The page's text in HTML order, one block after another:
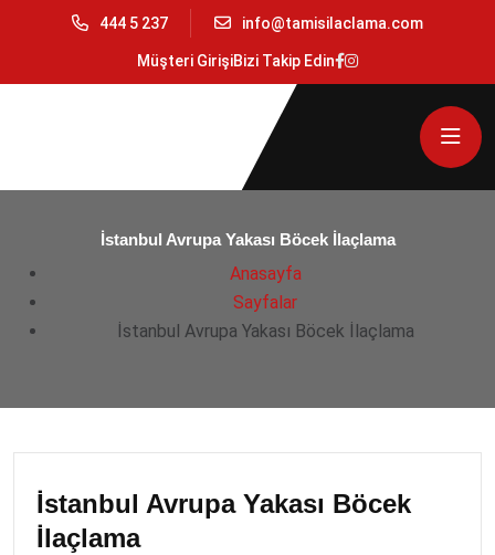
444 5 237 info@tamisilaclama.com
Müşteri GirişiBizi Takip Edin
İstanbul Avrupa Yakası Böcek İlaçlama
Anasayfa
Sayfalar
İstanbul Avrupa Yakası Böcek İlaçlama
İstanbul Avrupa Yakası Böcek
İlaçlama